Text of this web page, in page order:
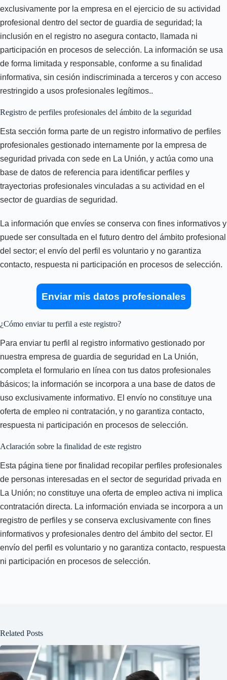
exclusivamente por la empresa en el ejercicio de su actividad
profesional dentro del sector de guardia de seguridad; la
inclusión en el registro no asegura contacto, llamada ni
participación en procesos de selección. La información se usa
de forma limitada y responsable, conforme a su finalidad
informativa, sin cesión indiscriminada a terceros y con acceso
restringido a usos profesionales legítimos..
Registro de perfiles profesionales del ámbito de la seguridad
Esta sección forma parte de un registro informativo de perfiles
profesionales gestionado internamente por la empresa de
seguridad privada con sede en La Unión, y actúa como una
base de datos de referencia para identificar perfiles y
trayectorias profesionales vinculadas a su actividad en el
sector de guardias de seguridad.
La información que envíes se conserva con fines informativos y
puede ser consultada en el futuro dentro del ámbito profesional
del sector; el envío del perfil es voluntario y no garantiza
contacto, respuesta ni participación en procesos de selección.
Enviar mis datos profesionales
¿Cómo enviar tu perfil a este registro?
Para enviar tu perfil al registro informativo gestionado por
nuestra empresa de guardia de seguridad en La Unión,
completa el formulario en línea con tus datos profesionales
básicos; la información se incorpora a una base de datos de
uso exclusivamente informativo. El envío no constituye una
oferta de empleo ni contratación, y no garantiza contacto,
respuesta ni participación en procesos de selección.
Aclaración sobre la finalidad de este registro
Esta página tiene por finalidad recopilar perfiles profesionales
de personas interesadas en el sector de seguridad privada en
La Unión; no constituye una oferta de empleo activa ni implica
contratación directa. La información enviada se incorpora a un
registro de perfiles y se conserva exclusivamente con fines
informativos y profesionales dentro del ámbito del sector. El
envío del perfil es voluntario y no garantiza contacto, respuesta
ni participación en procesos de selección.
Related Posts